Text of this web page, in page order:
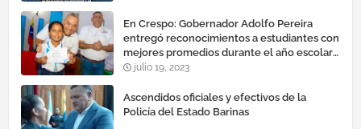
En Crespo: Gobernador Adolfo Pereira
entregó reconocimientos a estudiantes con
mejores promedios durante el año escolar
2022 – 2023
julio 19, 2023
Ascendidos oficiales y efectivos de la
Policía del Estado Barinas